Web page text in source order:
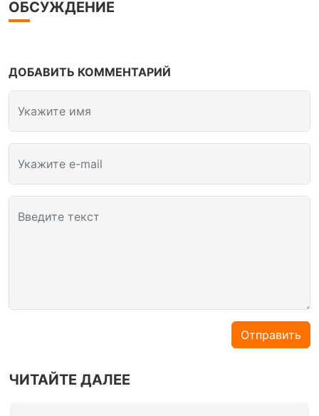
ОБСУЖДЕНИЕ
ДОБАВИТЬ КОММЕНТАРИЙ
Укажите имя
Укажите e-mail
Введите текст
Отправить
ЧИТАЙТЕ ДАЛЕЕ